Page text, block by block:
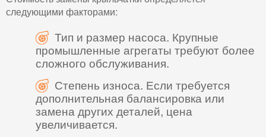
следующими факторами:
Тип и размер насоса. Крупные
промышленные агрегаты требуют более
сложного обслуживания.
Степень износа. Если требуется
дополнительная балансировка или
замена других деталей, цена
увеличивается.